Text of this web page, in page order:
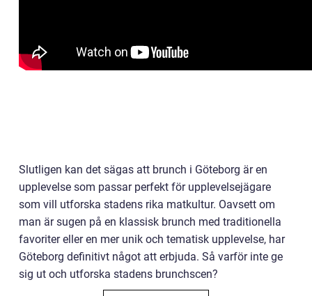
Slutligen kan det sägas att brunch i Göteborg är en
upplevelse som passar perfekt för upplevelsejägare
som vill utforska stadens rika matkultur. Oavsett om
man är sugen på en klassisk brunch med traditionella
favoriter eller en mer unik och tematisk upplevelse, har
Göteborg definitivt något att erbjuda. Så varför inte ge
sig ut och utforska stadens brunchscen?